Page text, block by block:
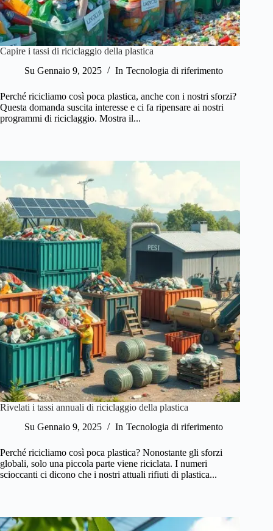
Capire i tassi di riciclaggio della plastica
Su Gennaio 9, 2025 In Tecnologia di riferimento
Perché ricicliamo così poca plastica, anche con i nostri sforzi?
Questa domanda suscita interesse e ci fa ripensare ai nostri
programmi di riciclaggio. Mostra il...
Rivelati i tassi annuali di riciclaggio della plastica
Su Gennaio 9, 2025 In Tecnologia di riferimento
Perché ricicliamo così poca plastica? Nonostante gli sforzi
globali, solo una piccola parte viene riciclata. I numeri
scioccanti ci dicono che i nostri attuali rifiuti di plastica...